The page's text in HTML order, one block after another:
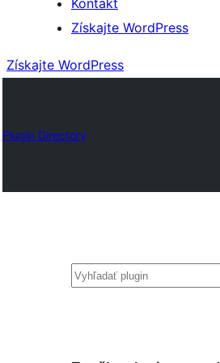
Kontakt
Získajte WordPress
Získajte WordPress
Plugin Directory
Hľadať